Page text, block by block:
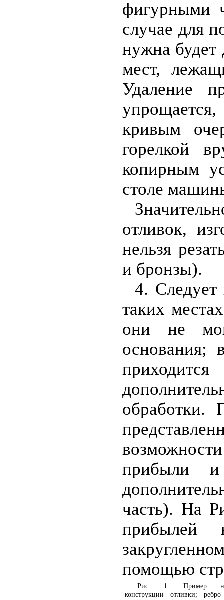
фигурными
случае для
нужна будет
мест,
Удаление
кривым
горелкой
копирным
столе
отливок,
нельзя
и бронзы).
4. Следует
таких
они не
основания;
обработки.
прибыли и
часть). На
помощью
Рис. 1. Пример
конструкции отливки;